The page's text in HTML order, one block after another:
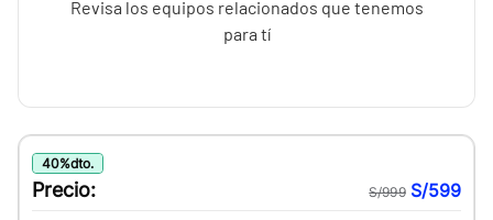
Revisa los equipos relacionados que tenemos
para tí
40%dto.
Precio: S/999 S/599